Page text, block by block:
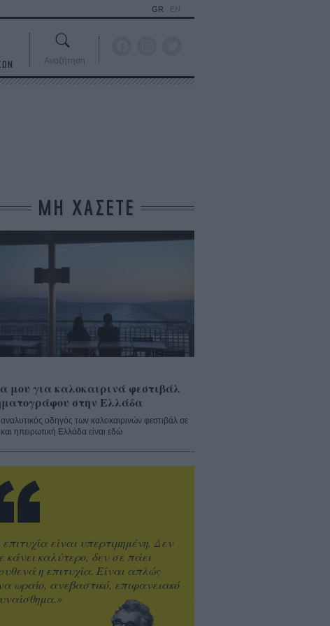
GR EN
Αναζήτηση
ΜΗ ΧΑΣΕΤΕ
μου για καλοκαιρινά φεστιβάλ
στην Ελλάδα
οδηγός των καλοκαιρινών φεστιβάλ σε
ηπειρωτική Ελλάδα είναι εδώ
είναι υπερτιμημένη. Δεν
κάνει καλύτερο, δεν σε πάει
η επιτυχία. Είναι απλώς
ωραίο, ανεβαστικό, επιφανειακό